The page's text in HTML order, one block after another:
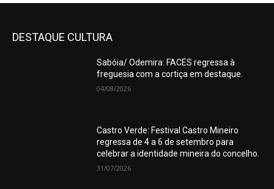
DESTAQUE CULTURA
Sabóia/ Odemira: FACES regressa à
freguesia com a cortiça em destaque.
04/08/2026
Castro Verde: Festival Castro Mineiro
regressa de 4 a 6 de setembro para
celebrar a identidade mineira do concelho.
31/07/2026